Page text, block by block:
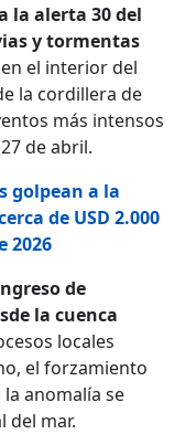
la alerta 30 del
y tormentas
el interior del
la cordillera de
más intensos
de abril.
golpean a la
de USD 2.000
2026
de
la cuenca
locales
el forzamiento
anomalía se
del mar.